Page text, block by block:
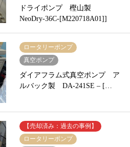
ドライポンプ 樫山製
NeoDry-36C-[M220718A01]]
ロータリーポンプ
真空ポンプ
ダイアフラム式真空ポンプ ア
ルバック製 DA-241SE – […
【売却済み：過去の事例】
ロータリーポンプ